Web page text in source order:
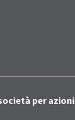
società per azioni